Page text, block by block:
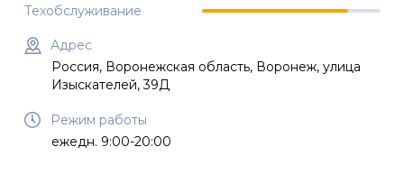
Техобслуживание
Адрес
Россия, Воронежская область, Воронеж, улица
Изыскателей, 39Д
Режим работы
ежедн. 9:00-20:00